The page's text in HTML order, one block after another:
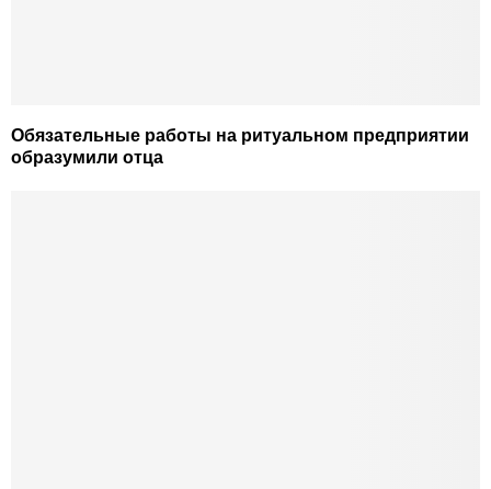
Обязательные работы на ритуальном предприятии
образумили отца